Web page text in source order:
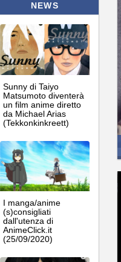
NEWS
Sunny di Taiyo
Matsumoto diventerà
un film anime diretto
da Michael Arias
(Tekkonkinkreett)
I manga/anime
(s)consigliati
dall'utenza di
AnimeClick.it
(25/09/2020)